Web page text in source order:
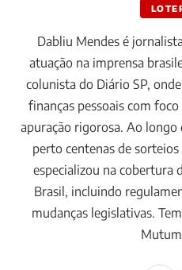
Dabliu Mendes é
atuação na imprensa
colunista do Diário SP,
finanças pessoais com
apuração rigorosa. Ao
perto centenas de sorteios
especializou na cobertura
Brasil, incluindo
mudanças legislativas.